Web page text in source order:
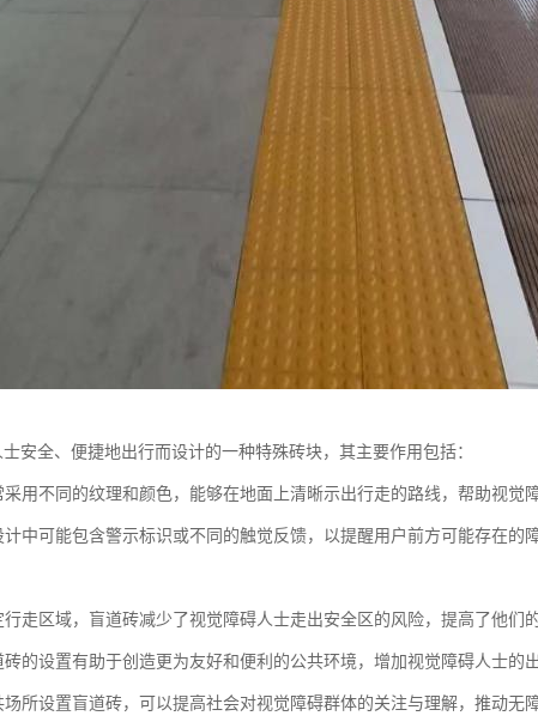
安全、便捷地出行而设计的一种特殊砖块，其主要作用包括：
用不同的纹理和颜色，能够在地面上清晰示出行走的路线，帮助视觉
中可能包含警示标识或不同的触觉反馈，以提醒用户前方可能存在的
走区域，盲道砖减少了视觉障碍人士走出安全区的风险，提高了他们的
的设置有助于创造更为友好和便利的公共环境，增加视觉障碍人士的
所设置盲道砖，可以提高社会对视觉障碍群体的关注与理解，推动无